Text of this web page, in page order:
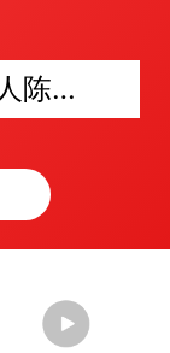
新任国防部新闻发言人陈曦亮相